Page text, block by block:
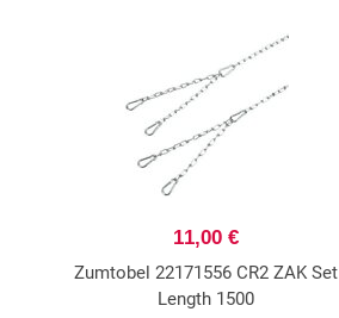
11,00 €
Zumtobel 22171556 CR2 ZAK Set
Length 1500